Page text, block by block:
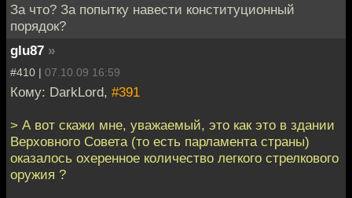
За что? За попытку навести конституционный
порядок?
glu87 »
#410 | 07.10.09 16:59
Кому: DarkLord, #391
> А вот скажи мне, уважаемый, это как это в здании
Верховного Совета (то есть парламента страны)
оказалось охеренное количество легкого стрелкового
оружия ?